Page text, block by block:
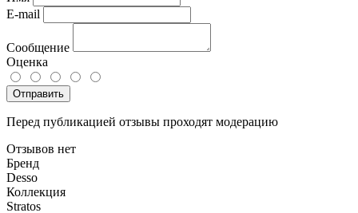
E-mail
Сообщение
Оценка
Отправить
Перед публикацией отзывы проходят модерацию
Отзывов нет
Бренд
Desso
Коллекция
Stratos